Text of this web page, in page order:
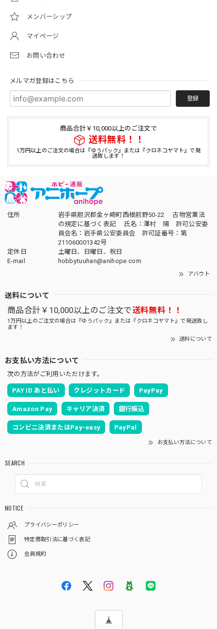
メンバーシップ
マイページ
お問い合わせ
メルマガ登録はこちら
登録
商品合計￥10,000以上のご注文で
送料無料！！
1万円以上のご注文の場合は『ゆうパック』または『クロネコヤマト』で発
送致します！
住所
岩手県胆沢郡金ヶ崎町西根前野50-22 古物営業法
の規定に基づく表記 氏名：澤村 陽 許可公安委
員会名：岩手県公安委員会 許可証番号：第
211060001342号
定休日
土曜日、日曜日、祝日
E-mail
hobbytuuhan@anihope.com
アバウト
送料について
商品合計￥10,000以上のご注文で送料無料！！
1万円以上のご注文の場合は『ゆうパック』または『クロネコヤマト』で発送致し
ます！
送料について
お支払い方法について
次の方法がご利用いただけます。
PAY ID あと払い クレジットカード PayPay
Amazon Pay キャリア決済 銀行振込
コンビニ決済またはPay-easy PayPal
お支払い方法について
SEARCH
NOTICE
プライバシーポリシー
特定商取引法に基づく表記
会員規約